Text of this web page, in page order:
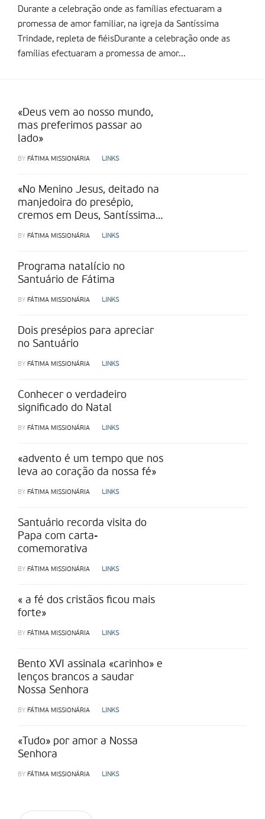
Durante a celebração onde as famílias efectuaram a
promessa de amor familiar, na igreja da Santíssima
Trindade, repleta de fiéisDurante a celebração onde as
famílias efectuaram a promessa de amor...
«Deus vem ao nosso mundo,
mas preferimos passar ao
lado»
BY FÁTIMA MISSIONÁRIA LINKS
«No Menino Jesus, deitado na
manjedoira do presépio,
cremos em Deus, Santíssima
BY FÁTIMA MISSIONÁRIA LINKS
Programa natalí­cio no
Santuário de Fátima
BY FÁTIMA MISSIONÁRIA LINKS
Dois presépios para apreciar
no Santuário
BY FÁTIMA MISSIONÁRIA LINKS
Conhecer o verdadeiro
significado do Natal
BY FÁTIMA MISSIONÁRIA LINKS
«advento é um tempo que nos
leva ao coração da nossa fé»
BY FÁTIMA MISSIONÁRIA LINKS
Santuário recorda visita do
Papa com carta-
comemorativa
BY FÁTIMA MISSIONÁRIA LINKS
« a fé dos cristãos ficou mais
forte»
BY FÁTIMA MISSIONÁRIA LINKS
Bento XVI assinala «carinho» e
lenços brancos a saudar
Nossa Senhora
BY FÁTIMA MISSIONÁRIA LINKS
«Tudo» por amor a Nossa
Senhora
BY FÁTIMA MISSIONÁRIA LINKS